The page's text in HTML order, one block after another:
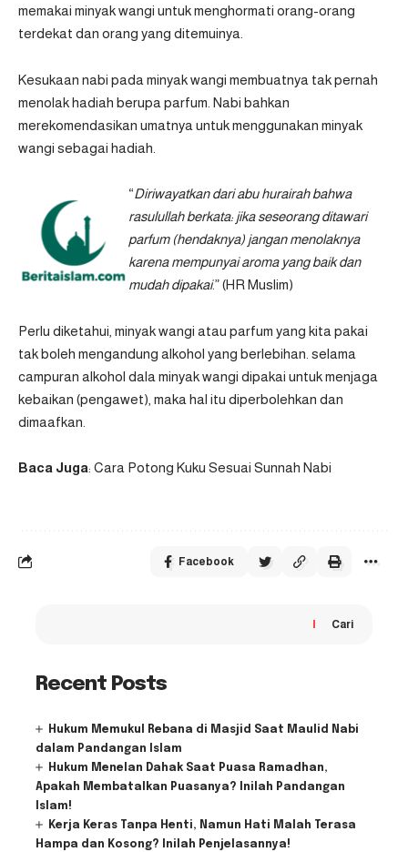
memakai minyak wangi untuk menghormati orang-orang
terdekat dan orang yang ditemuinya.
Kesukaan nabi pada minyak wangi membuatnya tak pernah
menolak hadiah berupa parfum. Nabi bahkan
merekomendasikan umatnya untuk menggunakan minyak
wangi sebagai hadiah.
“Diriwayatkan dari abu hurairah bahwa
rasulullah berkata: jika seseorang ditawari
parfum (hendaknya) jangan menolaknya
karena mempunyai aroma yang baik dan
mudah dipakai.” (HR Muslim)
Perlu diketahui, minyak wangi atau parfum yang kita pakai
tak boleh mengandung alkohol yang berlebihan. selama
campuran alkohol dala minyak wangi dipakai untuk menjaga
kebaikan (pengawet), maka hal itu diperbolehkan dan
dimaafkan.
Baca Juga: Cara Potong Kuku Sesuai Sunnah Nabi
Facebook
Cari
Recent Posts
Hukum Memukul Rebana di Masjid Saat Maulid Nabi
dalam Pandangan Islam
Hukum Menelan Dahak Saat Puasa Ramadhan,
Apakah Membatalkan Puasanya? Inilah Pandangan
Islam!
Kerja Keras Tanpa Henti, Namun Hati Malah Terasa
Hampa dan Kosong? Inilah Penjelasannya!